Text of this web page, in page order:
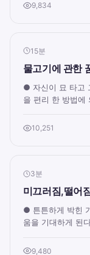
9,834
15분
물고기에 관한
● 자신이 묘 타고
을 편리 한 방법에
10,251
3분
미끄러짐,떨어
● 튼튼하게 박힌
움을 기대하게 된
9,480